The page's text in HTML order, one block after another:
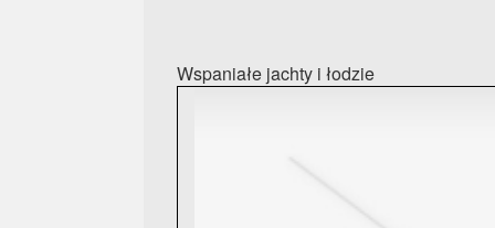
Wspaniałe jachty i łodzie